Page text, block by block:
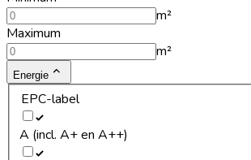
m²
Maximum
m²
Energie
EPC-label
A (incl. A+ en A++)